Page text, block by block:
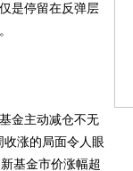
是停留在反弹层
金主动减仓不无
收涨的局面令人眼
基金市价涨幅超